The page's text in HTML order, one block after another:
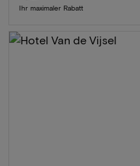
Ihr maximaler Rabatt